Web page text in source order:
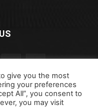
give you the most
your preferences
All”, you consent to
you may visit